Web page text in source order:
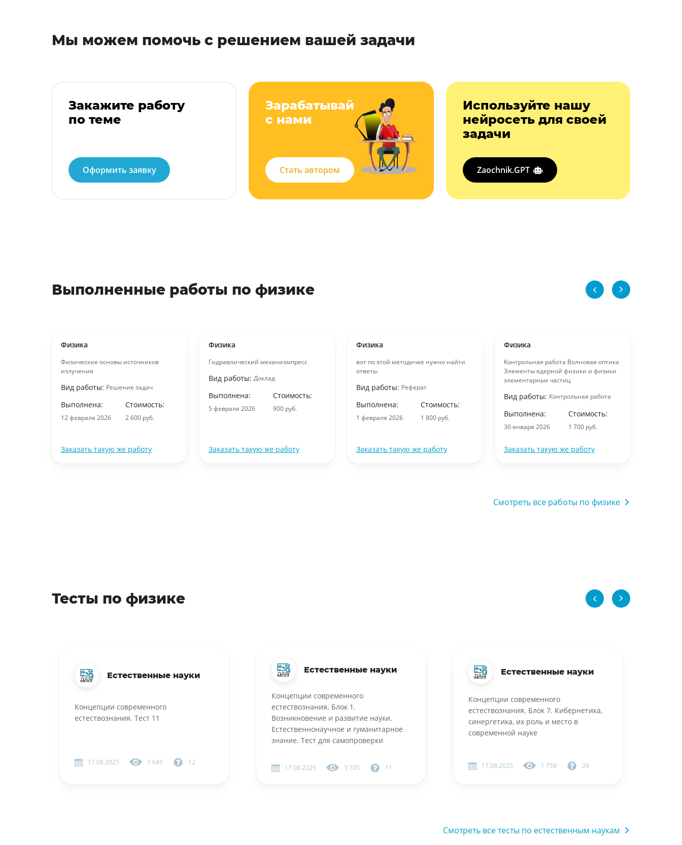
Мы можем помочь с решением вашей задачи
Закажите работу
по теме
Оформить заявку
Зарабатывай
с нами
Стать автором
Используйте нашу
нейросеть для своей
задачи
Zaochnik.GPT
Выполненные работы по физике
Физика
Физические основы источников
излучения
Вид работы: Решение задач
Выполнена:
12 февраля 2026
Стоимость:
2 600 руб.
Заказать такую же работу
Физика
Гидравлический механизмпресс
Вид работы: Доклад
Выполнена:
5 февраля 2026
Стоимость:
900 руб.
Заказать такую же работу
Физика
вот по этой методичке нужно найти
ответы
Вид работы: Реферат
Выполнена:
1 февраля 2026
Стоимость:
1 800 руб.
Заказать такую же работу
Физика
Контрольная работа Волновая оптика
Элементы ядерной физики и физики
элементарных частиц
Вид работы: Контрольная работа
Выполнена:
30 января 2026
Стоимость:
1 700 руб.
Заказать такую же работу
Смотреть все работы по физике
Тесты по физике
Естественные науки
Концепции современного
естествознания. Тест 11
17.08.2025 1 645 12
Естественные науки
Концепции современного
естествознания. Блок 1.
Возникновение и развитие науки.
Естественнонаучное и гуманитарное
знание. Тест для самопроверки
17.08.2025 3 705 11
Естественные науки
Концепции современного
естествознания. Блок 7. Кибернетика,
синергетика, их роль и место в
современной науке
17.08.2025 1 758 24
Смотреть все тесты по естественным наукам